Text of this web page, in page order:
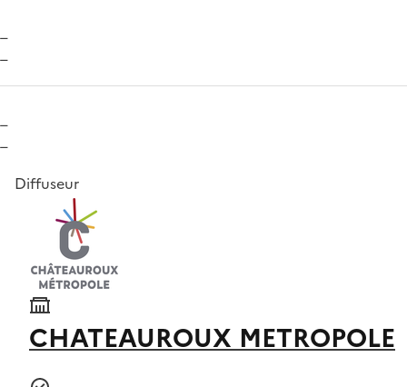
Diffuseur
CHATEAUROUX METROPOLE